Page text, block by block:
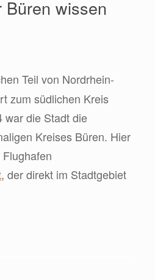
Büren wissen
Teil von Nordrhein-
zum südlichen Kreis
war die Stadt die
Kreises Büren. Hier
, der direkt im Stadtgebiet